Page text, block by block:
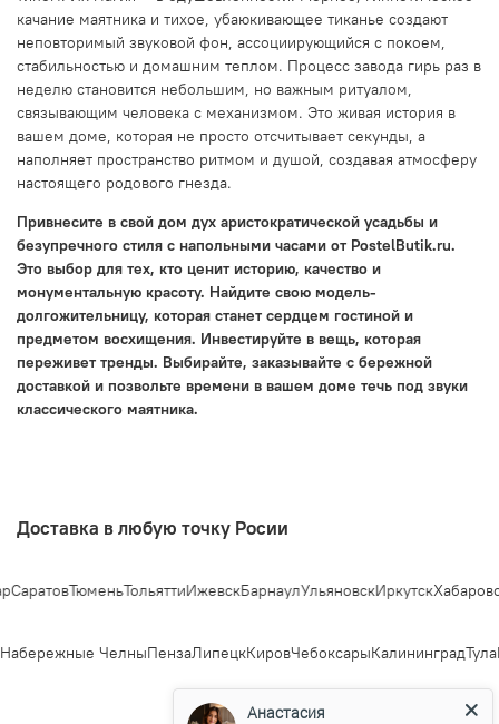
качание маятника и тихое, убаюкивающее тиканье создают
неповторимый звуковой фон, ассоциирующийся с покоем,
стабильностью и домашним теплом. Процесс завода гирь раз в
неделю становится небольшим, но важным ритуалом,
связывающим человека с механизмом. Это живая история в
вашем доме, которая не просто отсчитывает секунды, а
наполняет пространство ритмом и душой, создавая атмосферу
настоящего родового гнезда.
Привнесите в свой дом дух аристократической усадьбы и
безупречного стиля с напольными часами от PostelButik.ru.
Это выбор для тех, кто ценит историю, качество и
монументальную красоту. Найдите свою модель-
долгожительницу, которая станет сердцем гостиной и
предметом восхищения. Инвестируйте в вещь, которая
переживет тренды. Выбирайте, заказывайте с бережной
доставкой и позвольте времени в вашем доме течь под звуки
классического маятника.
Доставка в любую точку Росии
СаратовТюменьТольяттиИжевскБарнаулУльяновскИркутскХабаровск
ЧелныПензаЛипецкКировЧебоксарыКалининградТула
Анастасия